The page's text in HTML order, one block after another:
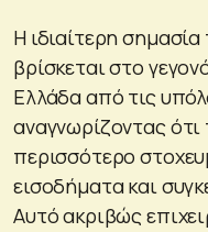
Η ιδιαίτερη
βρίσκεται στο
Ελλάδα από τις
αναγνωρίζοντας ότι
περισσότερο
εισοδήματα και
Αυτό ακριβώς